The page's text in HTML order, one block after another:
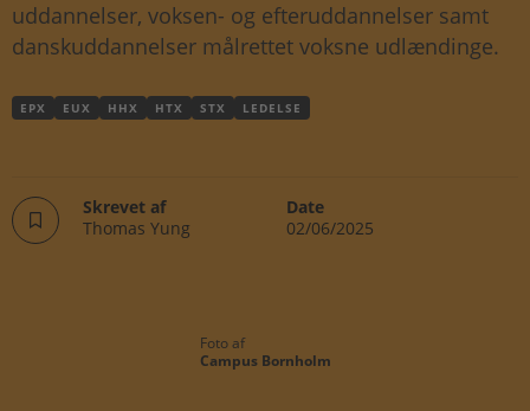
EPX EUX HHX HTX STX LEDELSE
uddannelser, voksen- og efteruddannelser samt
danskuddannelser målrettet voksne udlændinge.
Skrevet af
Thomas Yung
Date
02/06/2025
Foto af
Campus Bornholm